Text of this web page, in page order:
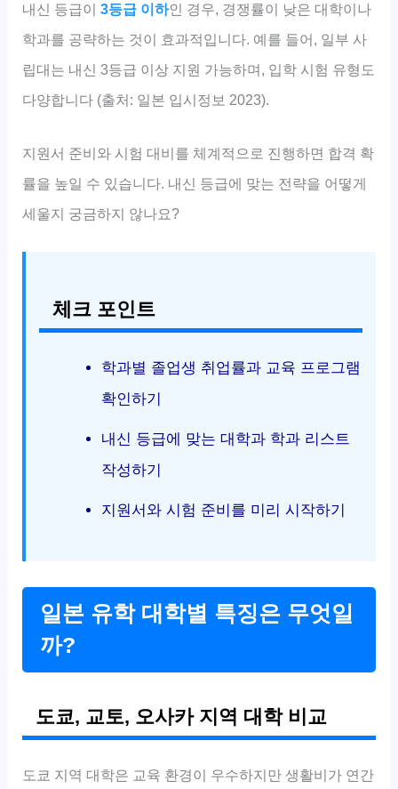
내신 등급이3등급 이하인 경우, 경쟁률이 낮은 대학이나
학과를 공략하는 것이 효과적입니다. 예를 들어, 일부 사
립대는 내신 3등급 이상 지원 가능하며, 입학 시험 유형도
다양합니다 (출처: 일본 입시정보 2023).
지원서 준비와 시험 대비를 체계적으로 진행하면 합격 확
률을 높일 수 있습니다. 내신 등급에 맞는 전략을 어떻게
세울지 궁금하지 않나요?
체크 포인트
학과별 졸업생 취업률과 교육 프로그램
확인하기
내신 등급에 맞는 대학과 학과 리스트
작성하기
지원서와 시험 준비를 미리 시작하기
일본 유학 대학별 특징은 무엇일
까?
도쿄, 교토, 오사카 지역 대학 비교
도쿄 지역 대학은 교육 환경이 우수하지만 생활비가 연간